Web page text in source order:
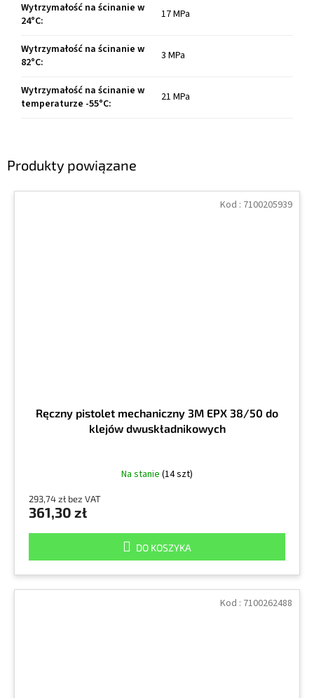
Produkty powiązane
Ręczny pistolet mechaniczny 3M EPX 38/50 do
klejów dwuskładnikowych
Na stanie (14 szt)
293,74 zł bez VAT
361,30 zł
DO KOSZYKA
Kod : 7100205939
Kod : 7100262488
Wytrzymałość na ścinanie w
24°C: 17 MPa
Wytrzymałość na ścinanie w
82°C: 3 MPa
Wytrzymałość na ścinanie w
temperaturze -55°C: 21 MPa